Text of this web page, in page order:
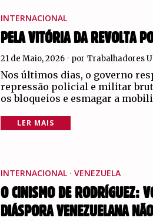
INTERNACIONAL
PELA VITÓRIA DA REVOLTA
21 de Maio, 2026 por Trabalhadores
Nos últimos dias, o governo
repressão policial e militar
os bloqueios e esmagar a
LER MAIS
INTERNACIONAL · VENEZUELA
O CINISMO DE RODRÍGUEZ:
DIÁSPORA VENEZUELANA